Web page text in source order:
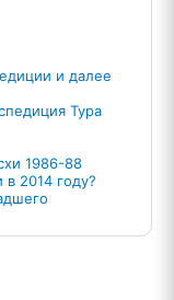
и далее
Тура
1986-88
2014 году?